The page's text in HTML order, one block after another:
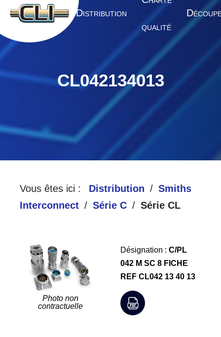
A CCUEIL DISTRIBUTION
QUALITÉ
D
CL042134013
Vous êtes ici : Distribution
Smiths
Interconnect
Série C Série CL
Photo non
contractuelle
Désignation : C/PL
042 M SC 8 FICHE
REF CL042 13 40 13